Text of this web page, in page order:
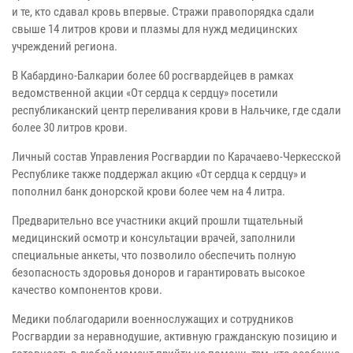
и те, кто сдавал кровь впервые. Стражи правопорядка сдали
свыше 14 литров крови и плазмы для нужд медицинских
учреждений региона.
В Кабардино-Балкарии более 60 росгвардейцев в рамках
ведомственной акции «От сердца к сердцу» посетили
республиканский центр переливания крови в Нальчике, где сдали
более 30 литров крови.
Личный состав Управления Росгвардии по Карачаево-Черкесской
Республике также поддержал акцию «От сердца к сердцу» и
пополнил банк донорской крови более чем на 4 литра.
Предварительно все участники акций прошли тщательный
медицинский осмотр и консультации врачей, заполнили
специальные анкеты, что позволило обеспечить полную
безопасность здоровья доноров и гарантировать высокое
качество компонентов крови.
Медики поблагодарили военнослужащих и сотрудников
Росгвардии за неравнодушие, активную гражданскую позицию и